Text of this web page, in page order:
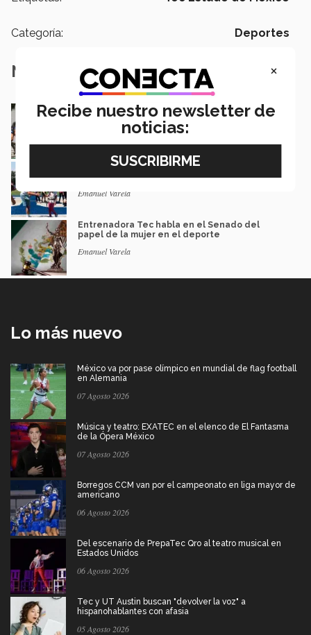
Categoría: Deportes
Notas Relacionadas
Borregos Tec Estado de México devela
uniforme para temporada 2023
Con futbol bandera, alumna Tec crea
programa social para niñas y niños
Emanuel Varela
Entrenadora Tec habla en el Senado del
papel de la mujer en el deporte
Emanuel Varela
Lo más nuevo
México va por pase olímpico en mundial de flag football
en Alemania
07 Agosto 2026
Música y teatro: EXATEC en el elenco de El Fantasma
de la Ópera México
07 Agosto 2026
Borregos CCM van por el campeonato en liga mayor de
americano
06 Agosto 2026
Del escenario de PrepaTec Qro al teatro musical en
Estados Unidos
06 Agosto 2026
Tec y UT Austin buscan "devolver la voz" a
hispanohablantes con afasia
05 Agosto 2026
×
Recibe nuestro newsletter de
noticias: